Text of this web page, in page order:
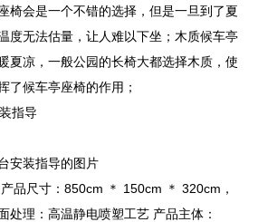
椅会是一个不错的选择，但是一旦到了夏
度无法估量，让人难以下坐；木质候车亭
夏凉，一般公园的长椅大都选择木质，使
了候车亭座椅的作用；
安装指导的图片
品尺寸：850cm ＊ 150cm ＊ 320cm，
处理：高温静电喷塑工艺 产品主体：